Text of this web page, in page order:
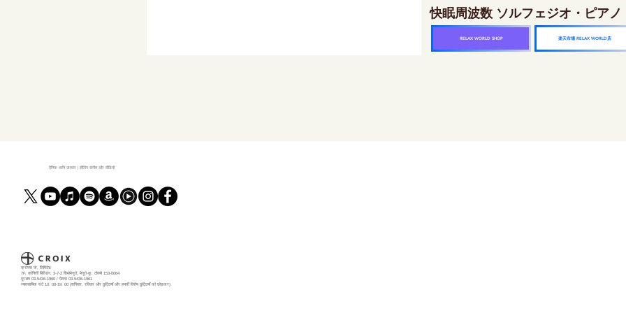
快眠周波数 ソルフェジオ・ピア
RELAX WORLD SHOP 楽天市場 RELAX WORLD店
दैनिक ध्वनि उपचार | हीलिंग संगीत और वीडियो
क्रोक्स कं, लिमिटेड
7F, कोनिशी बिल्डिंग, 3-7-2 शिमोमेगुरो, मेगुरो-कू, टोक्यो 153-0064
दूरभाष 03-5436-1960 / फैक्स 03-5436-1961
व्यावसायिक घंटे 10: 00-19: 00 (शनिवार, रविवार और छुट्टियों और हमारी विशेष छुट्टियों को छोड़कर)